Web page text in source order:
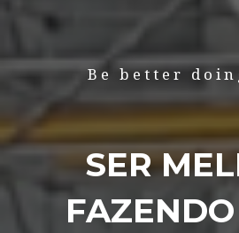
Be better
SER